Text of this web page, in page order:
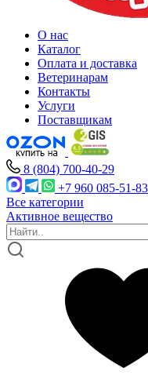
О нас
Каталог
Оплата и доставка
Ветеринарам
Контакты
Услуги
Поставщикам
8 (804) 700-40-29
+7 960 085-51-83
Все категории
Активное вещество